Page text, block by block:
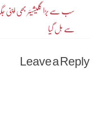
navigation
سب سے بڑا گلیشیئر بھی اپنی جگہ
سے ہل گیا
Leave a Reply